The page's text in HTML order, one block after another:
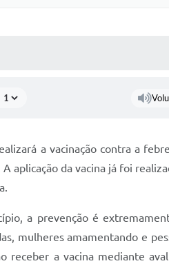
a vacinação contra a
da vacina já foi
a prevenção é
mulheres amamentando e
a vacina mediante